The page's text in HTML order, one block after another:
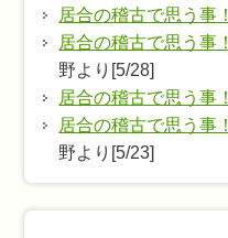
居合の稽古で思う事！
居合の稽古で思う事！
野より[5/28]
居合の稽古で思う事！
居合の稽古で思う事！
野より[5/23]